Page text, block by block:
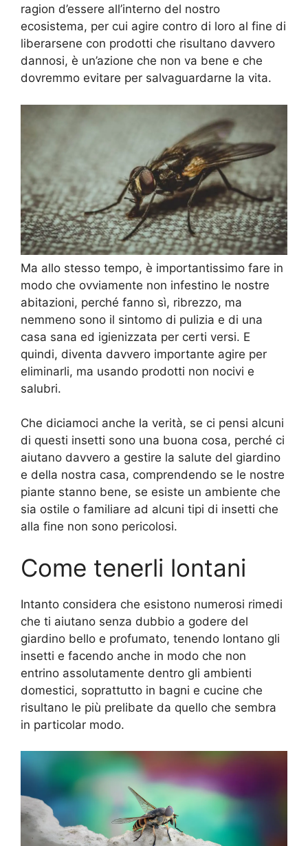
ragion d’essere all’interno del nostro
ecosistema, per cui agire contro di loro al fine di
liberarsene con prodotti che risultano davvero
dannosi, è un’azione che non va bene e che
dovremmo evitare per salvaguardarne la vita.
Ma allo stesso tempo, è importantissimo fare in
modo che ovviamente non infestino le nostre
abitazioni, perché fanno sì, ribrezzo, ma
nemmeno sono il sintomo di pulizia e di una
casa sana ed igienizzata per certi versi. E
quindi, diventa davvero importante agire per
eliminarli, ma usando prodotti non nocivi e
salubri.
Che diciamoci anche la verità, se ci pensi alcuni
di questi insetti sono una buona cosa, perché ci
aiutano davvero a gestire la salute del giardino
e della nostra casa, comprendendo se le nostre
piante stanno bene, se esiste un ambiente che
sia ostile o familiare ad alcuni tipi di insetti che
alla fine non sono pericolosi.
Come tenerli lontani
Intanto considera che esistono numerosi rimedi
che ti aiutano senza dubbio a godere del
giardino bello e profumato, tenendo lontano gli
insetti e facendo anche in modo che non
entrino assolutamente dentro gli ambienti
domestici, soprattutto in bagni e cucine che
risultano le più prelibate da quello che sembra
in particolar modo.